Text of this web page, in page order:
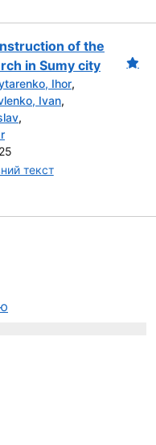
of the
in Sumy city
Ihor,
Ivan,
,
текст